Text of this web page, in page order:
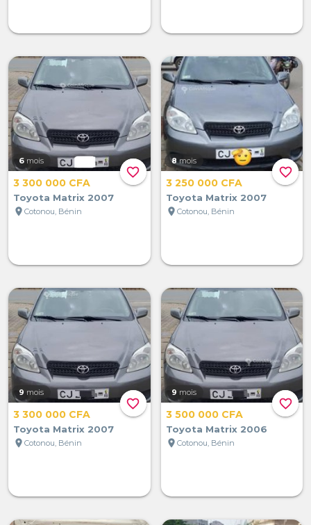
favorite_border
6 mois
3 300 000 CFA
Toyota Matrix 2007
location_on Cotonou, Bénin
favorite_border
8 mois
3 250 000 CFA
Toyota Matrix 2007
location_on Cotonou, Bénin
favorite_border
9 mois
3 300 000 CFA
Toyota Matrix 2007
location_on Cotonou, Bénin
favorite_border
9 mois
3 500 000 CFA
Toyota Matrix 2006
location_on Cotonou, Bénin